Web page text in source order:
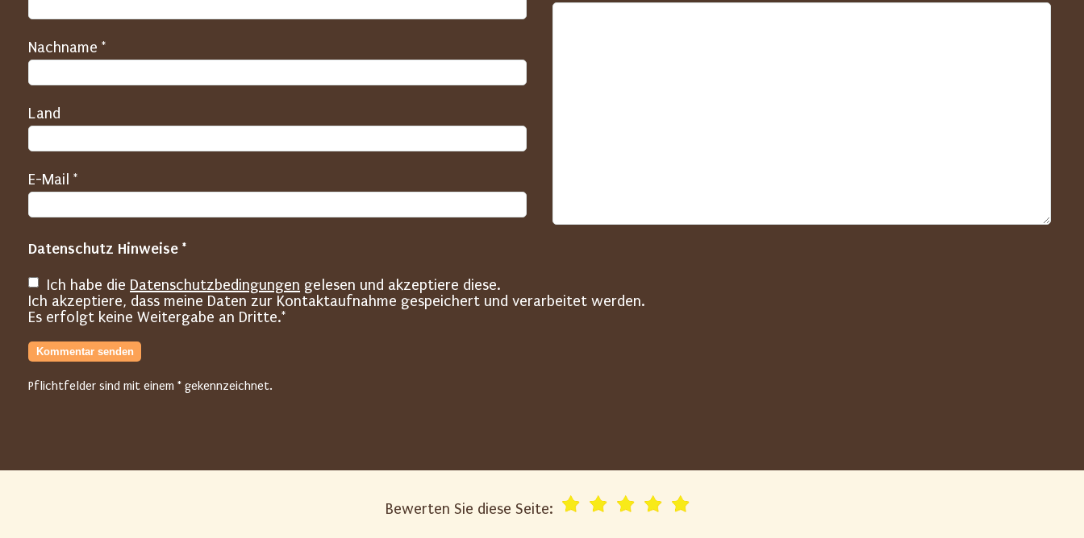
c
h
u
t
z
(
n
e
y
p
o
t
Nachname *
Land
E-Mail *
Datenschutz Hinweise *
Ich habe die Datenschutzbedingungen gelesen und akzeptiere diese.
Ich akzeptiere, dass meine Daten zur Kontaktaufnahme gespeichert und verarbeitet werden.
Es erfolgt keine Weitergabe an Dritte.*
Kommentar senden
Pflichtfelder sind mit einem * gekennzeichnet.
Bewerten Sie diese Seite: